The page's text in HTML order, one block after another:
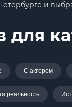
и
для
С актером
реальность